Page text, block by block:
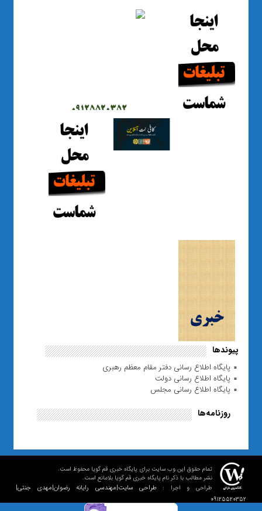
پیوندها
پایگاه اطلاع رسانی دفتر مقام معظم رهبری
پایگاه اطلاع رسانی دولت
پایگاه اطلاع رسانی مجلس
روزنامه‌ها
تمام حقوق این وب سایت برای پایگاه خبری قم گویا محفوظ است.
نشر مطالب با ذکر نام پایگاه خبری قم گویا بلامانع است.
طراحی و اجرا : طراحی سایت|مهندسی رایانه رضوان|مهدی جنتی|
09125520352